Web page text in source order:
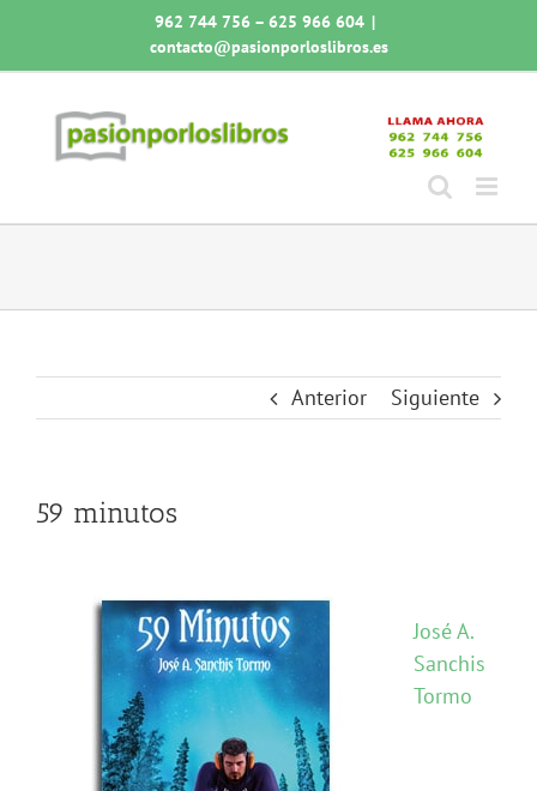
contenido
962 744 756 – 625 966 604 |
contacto@pasionporloslibros.es
Anterior Siguiente
59 minutos
José A.
Sanchis
Tormo